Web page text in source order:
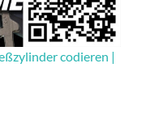
codieren |